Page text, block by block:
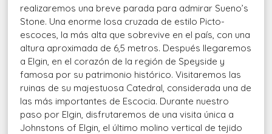
realizaremos una breve parada para admirar Sueno’s
Stone. Una enorme losa cruzada de estilo Picto-
escoces, la más alta que sobrevive en el país, con una
altura aproximada de 6,5 metros. Después llegaremos
a Elgin, en el corazón de la región de Speyside y
famosa por su patrimonio histórico. Visitaremos las
ruinas de su majestuosa Catedral, considerada una de
las más importantes de Escocia. Durante nuestro
paso por Elgin, disfrutaremos de una visita única a
Johnstons of Elgin, el último molino vertical de tejido